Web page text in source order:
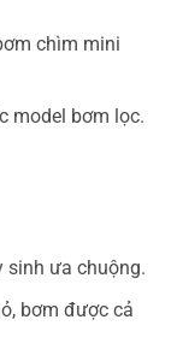
chìm mini
model bơm lọc.
sinh ưa chuộng.
bơm được cả